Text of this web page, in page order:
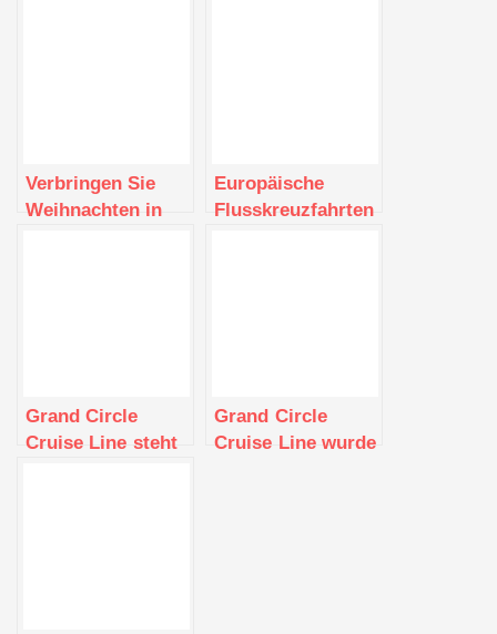
Verbringen Sie
Weihnachten in
Europäische
Flusskreuzfahrten
Grand Circle
Cruise Line steht
Grand Circle
Cruise Line wurde